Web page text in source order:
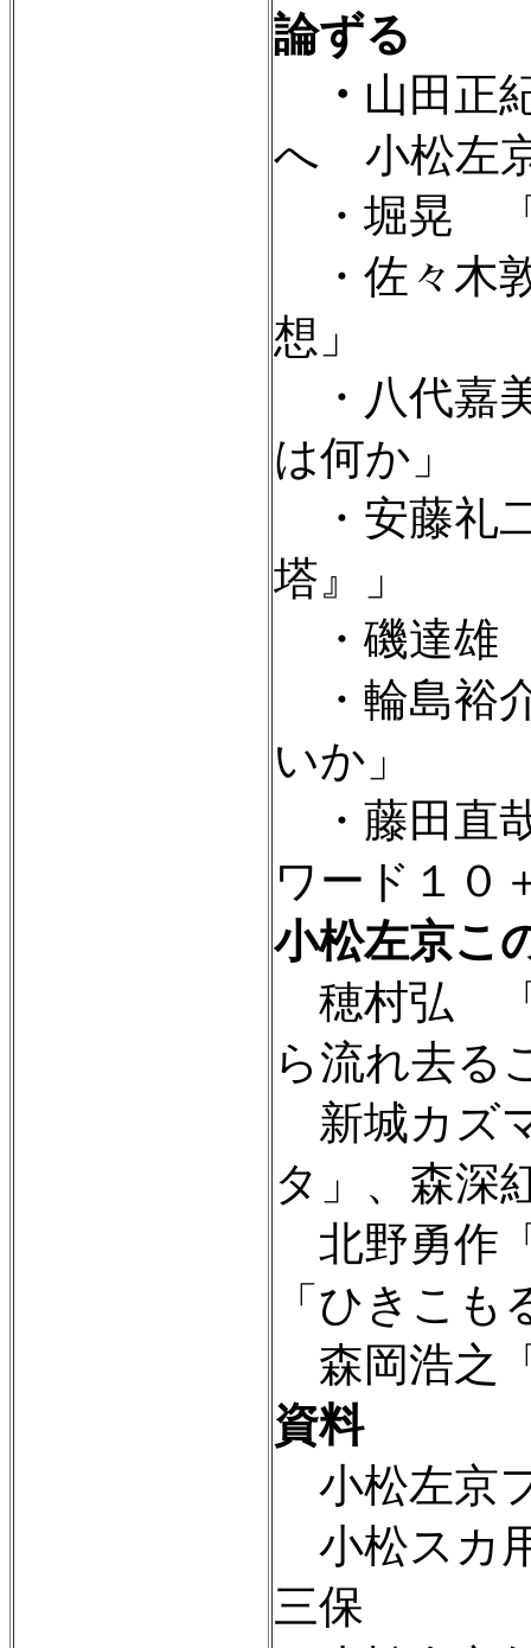
論ずる
・ 山田正
へ 小松左
・堀晃 「
・佐々木
想」
・八代嘉
は何か」
・安藤礼
塔』」
・磯達雄
・輪島裕
いか」
・藤田直
ワード１０
小松左京こ
穂村弘 「
ら流れ去る
新城カズ
タ」、森深
北野勇作
「ひきこも
森岡浩之
資料
小松左京
小松スカ
三保